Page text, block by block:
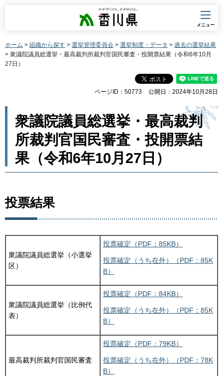
香川県
メニュー
ホーム > 組織から探す > 選挙管理委員会 > 選挙制度・データ > 過去の選挙結果
> 衆議院議員総選挙・最高裁判所裁判官国民審査・投開票結果（令和6年10月
27日）
ページID：50773 公開日：2024年10月28日
衆議院議員総選挙・最高裁判
所裁判官国民審査・投開票結
果（令和6年10月27日）
投票結果
衆議院議員総選挙（小選挙
区）
投票確定（PDF：85KB）
投票確定（うち在外）（PDF：85K
B）
衆議院議員総選挙（比例代
表）
投票確定（PDF：84KB）
投票確定（うち在外）（PDF：85K
B）
最高裁判所裁判官国民審査
投票確定（PDF：79KB）
投票確定（うち在外）（PDF：78K
B）